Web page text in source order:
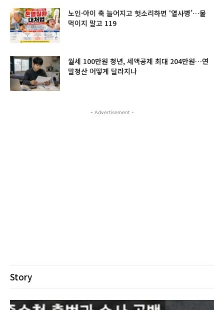
노인·아이 축 늘어지고 헛소리하면 ‘열사병’…물
먹이지 말고 119
월세 100만원 청년, 세액공제 최대 204만원…연
말정산 어떻게 달라지나
- Advertisement -
Story